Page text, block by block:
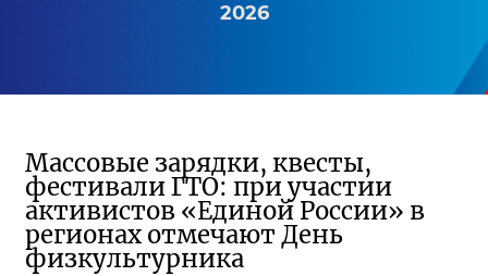
2026
Массовые зарядки, квесты,
фестивали ГТО: при участии
активистов «Единой России» в
регионах отмечают День
физкультурника